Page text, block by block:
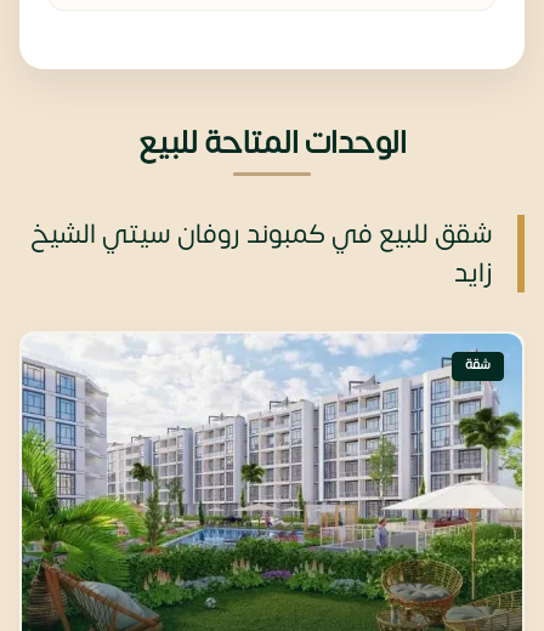
الوحدات المتاحة للبيع
شقق للبيع في كمبوند روفان سيتي الشيخ
زايد
شقة